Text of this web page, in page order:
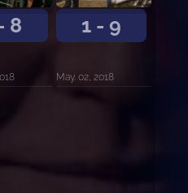
8 1 - 9
May. 02, 2018